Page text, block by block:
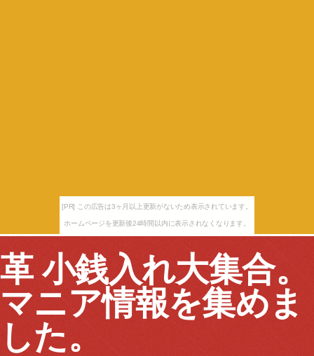
[PR] この広告は3ヶ月以上更新がないため表示されています。
ホームページを更新後24時間以内に表示されなくなります。
革 小銭入れ大集合。
マニア情報を集めま
した。